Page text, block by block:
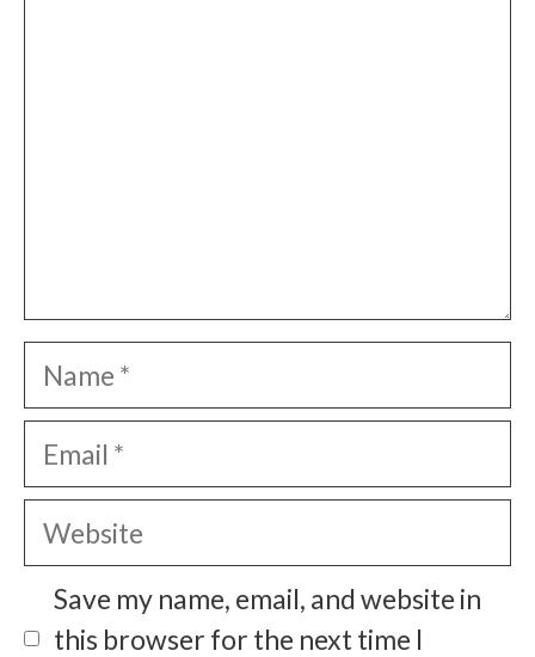
Name
Email
Website
Save my name, email, and website in
this browser for the next time I